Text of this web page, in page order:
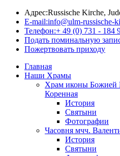
Адрес:Russische Kirche,
E-mail:info@ulm-russische-
Телефон:+ 49 (0) 731 - 184
Подать поминальную
Пожертвовать приходу
Главная
Наши Храмы
Храм иконы Божией
Коренная
История
Святыни
Фотографии
Часовня мчч.
История
Святыни